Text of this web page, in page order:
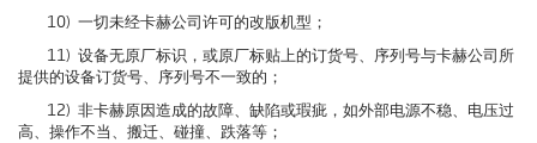
10) 一切未经卡赫公司许可的改版机型；
11) 设备无原厂标识，或原厂标贴上的订货号、序列号与卡赫公司所
提供的设备订货号、序列号不一致的；
12) 非卡赫原因造成的故障、缺陷或瑕疵，如外部电源不稳、电压过
高、操作不当、搬迁、碰撞、跌落等；